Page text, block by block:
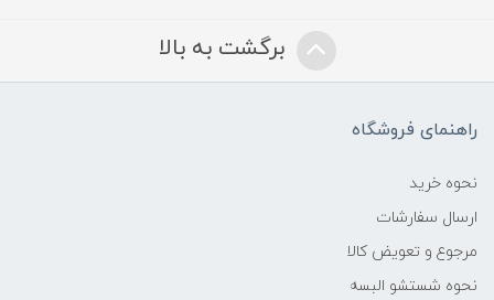
برگشت به بالا
راهنمای فروشگاه
نحوه خرید
ارسال سفارشات
مرجوع و تعویض کالا
نحوه شستشو البسه